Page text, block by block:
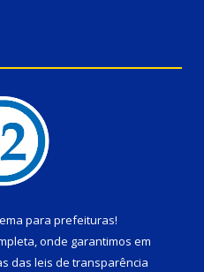
para prefeituras!
onde garantimos em
das leis de transparência